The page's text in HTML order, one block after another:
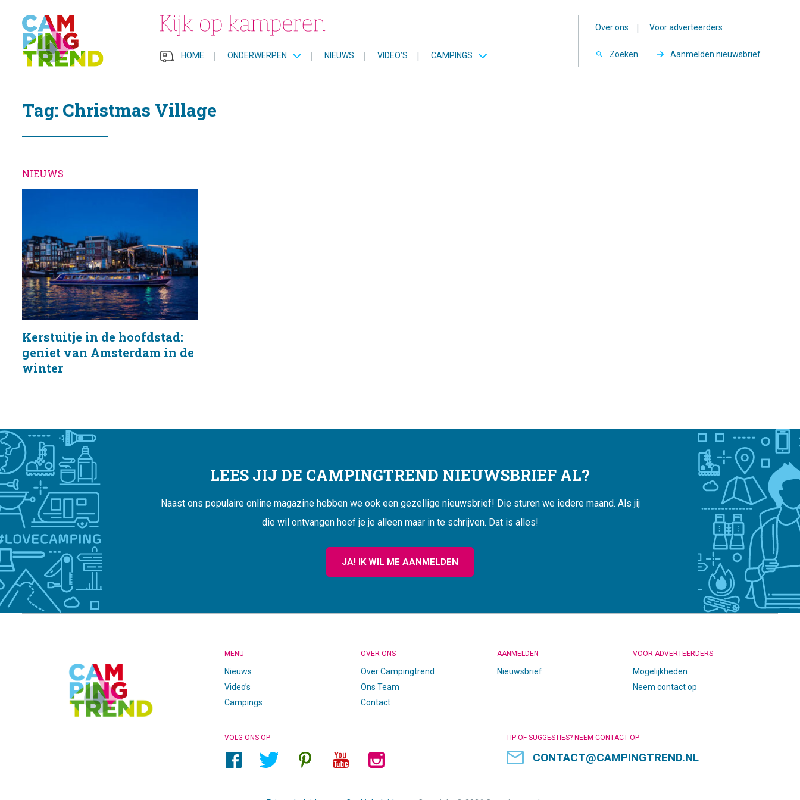
HOME | ONDERWERPEN | NIEUWS | VIDEO’S | CAMPINGS
Over ons | Voor adverteerders
Zoeken Aanmelden nieuwsbrief
Tag: Christmas Village
NIEUWS
Kerstuitje in de hoofdstad:
geniet van Amsterdam in de
winter
LEES JIJ DE CAMPINGTREND NIEUWSBRIEF AL?
Naast ons populaire online magazine hebben we ook een gezellige nieuwsbrief! Die sturen we iedere maand. Als jij
die wil ontvangen hoef je je alleen maar in te schrijven. Dat is alles!
JA! IK WIL ME AANMELDEN
MENU
Nieuws
Video’s
Campings
OVER ONS
Over Campingtrend
Ons Team
Contact
AANMELDEN
Nieuwsbrief
VOOR ADVERTEERDERS
Mogelijkheden
Neem contact op
VOLG ONS OP TIP OF SUGGESTIES? NEEM CONTACT OP
CONTACT@CAMPINGTREND.NL